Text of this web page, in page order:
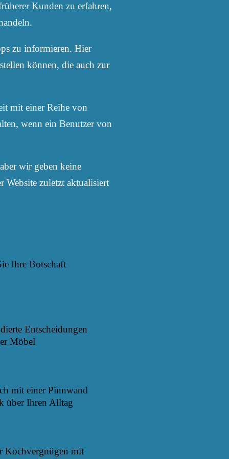
Kunden zu erfahren,
zu informieren. Hier
können, die auch zur
mit einer Reihe von
wenn ein Benutzer von
wir geben keine
zuletzt aktualisiert
Ihre Botschaft
Entscheidungen
Möbel
mit einer Pinnwand
über Ihren Alltag
Kochvergnügen mit